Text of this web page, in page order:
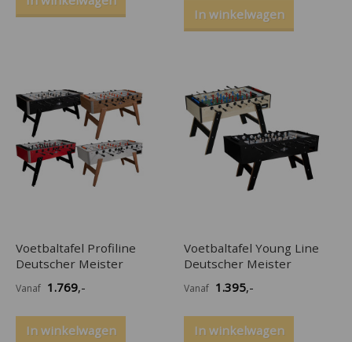
In winkelwagen
Voetbaltafel Profiline
Deutscher Meister
Vanaf 1.769,-
In winkelwagen
Voetbaltafel Young Line
Deutscher Meister
Vanaf 1.395,-
In winkelwagen